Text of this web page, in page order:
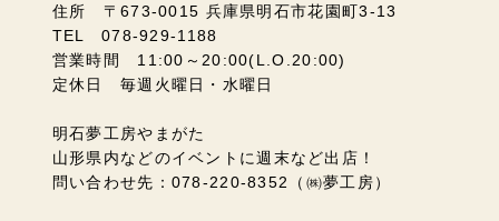
住所 〒673-0015 兵庫県明石市花園町3-13
TEL 078-929-1188
営業時間 11:00～20:00(L.O.20:00)
定休日 毎週火曜日・水曜日
明石夢工房やまがた
山形県内などのイベントに週末など出店！
問い合わせ先：078-220-8352（㈱夢工房）